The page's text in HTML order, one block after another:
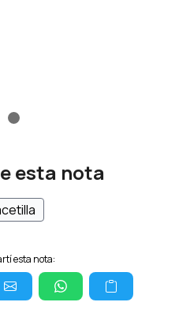
esta nota
esta nota: